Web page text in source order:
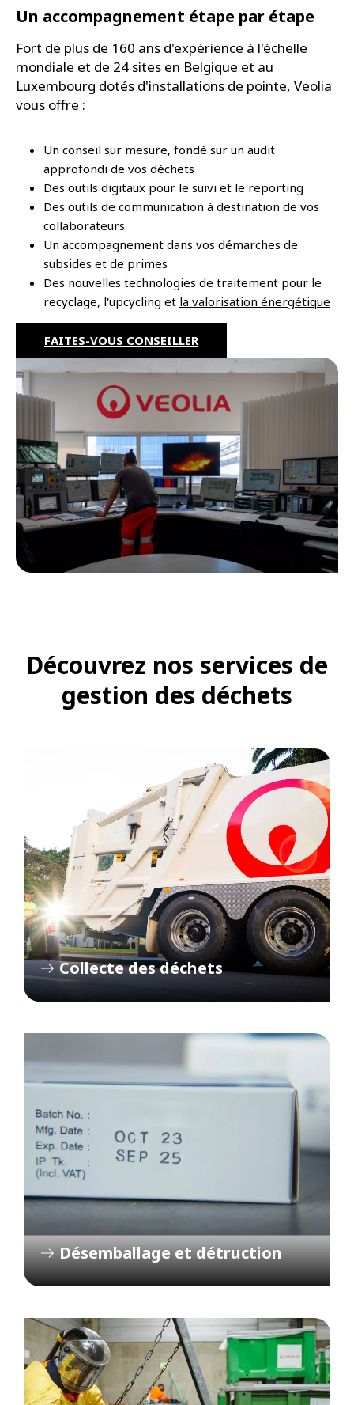
Un accompagnement étape par étape
Fort de plus de 160 ans d'expérience à l'échelle
mondiale et de 24 sites en Belgique et au
Luxembourg dotés d'installations de pointe, Veolia
vous offre :
Un conseil sur mesure, fondé sur un audit
approfondi de vos déchets
Des outils digitaux pour le suivi et le reporting
Des outils de communication à destination de vos
collaborateurs
Un accompagnement dans vos démarches de
subsides et de primes
Des nouvelles technologies de traitement pour le
recyclage, l'upcycling et la valorisation énergétique
FAITES-VOUS CONSEILLER
Découvrez nos services de
gestion des déchets
Collecte des déchets
Désemballage et détruction